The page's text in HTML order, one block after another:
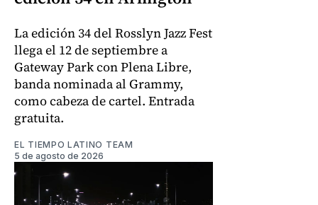
La edición 34 del Rosslyn Jazz Fest
llega el 12 de septiembre a
Gateway Park con Plena Libre,
banda nominada al Grammy,
como cabeza de cartel. Entrada
gratuita.
EL TIEMPO LATINO TEAM
5 de agosto de 2026